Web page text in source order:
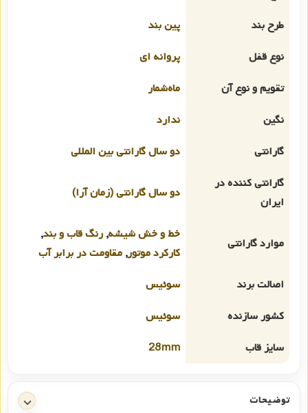
طرح بند
پین بند
نوع قفل
پروانه ای
تقویم و نوع آن
ماه‌شمار
نگین
ندارد
گارانتی
دو سال گارانتی بین المللی
گارانتی کننده در
ایران
دو سال گارانتی (زمان آرا)
موارد گارانتی
خط و خش شیشه, رنگ قاب و بند,
کارکرد موتور, مقاومت در برابر آب
اصالت برند
سوئیس
کشور سازنده
سوئیس
سایز قاب
28mm
توضیحات